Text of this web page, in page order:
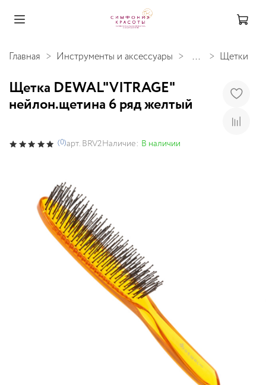
Главная Инструменты и аксессуары ... Щетки
Щетка DEWAL"VITRAGE"
нейлон.щетина 6 ряд желтый
(0)арт.BRV2Наличие: В наличии